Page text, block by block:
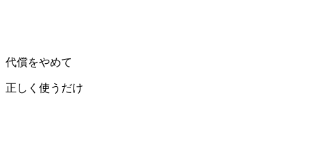
代償をやめて
正しく使うだけ